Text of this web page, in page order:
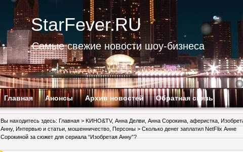
StarFever.RU
Самые свежие новости шоу-бизнеса
Главная Анонсы Архив новостей Обратная связь
Вы находитесь здесь: Главная > KИНО&TV, Анна Делви Анна Сорокина аферистка
Анну, Интервью и статьи мошенничество Персоны > Сколько денег заплатил NetFlix Анне
Сорокиной за сюжет для сериала “Изобретая Анну”?